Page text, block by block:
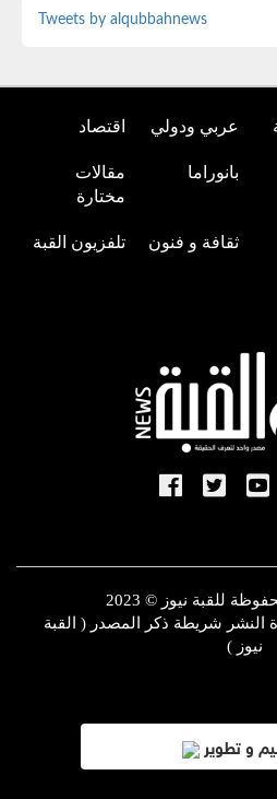
Tweets by alqubbahnews
عربي ودولي اقتصاد
بانوراما
مقالات
مختارة
ثقافة و فنون تلفزيون القبة
للقبة نيوز © 2023
النشر شريطة ذكر المصدر ( القبة
نيوز )
و تطوير